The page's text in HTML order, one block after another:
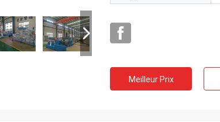
Meilleur Prix